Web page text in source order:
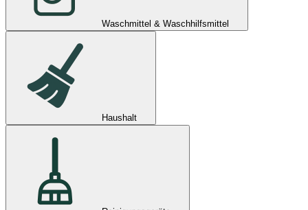
Waschmittel & Waschhilfsmittel
Haushalt